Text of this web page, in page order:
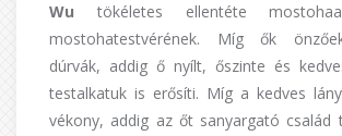
Wu tökéletes ellentéte
mostohatestvérének. Míg ők
dúrvák, addig ő nyílt, őszinte és
testalkatuk is erősíti. Míg a kedves
vékony, addig az őt sanyargató család